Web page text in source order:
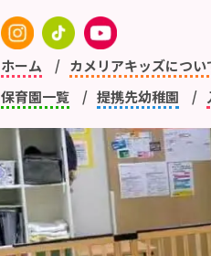
ホーム カメリアキッズについ
保育園一覧
提携先幼稚園